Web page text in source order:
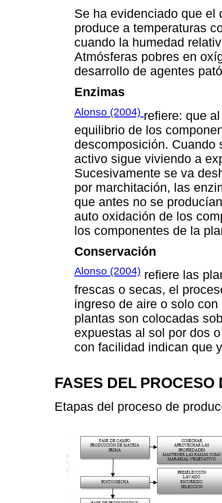
Se ha evidenciado que el
produce a temperaturas
cuando la humedad
Atmósferas pobres en
desarrollo de agentes
Enzimas
Alonso (2004) refiere: que
equilibrio de los
descomposición. Cuando
activo sigue viviendo a
Sucesivamente se va
por marchitación, las
que antes no se
auto oxidación de los
los componentes de la
Conservación
Alonso (2004) refiere las
frescas o secas, el
ingreso de aire o solo
plantas son colocadas
expuestas al sol por dos
con facilidad indican que
FASES DEL PROCESO
Etapas del proceso de